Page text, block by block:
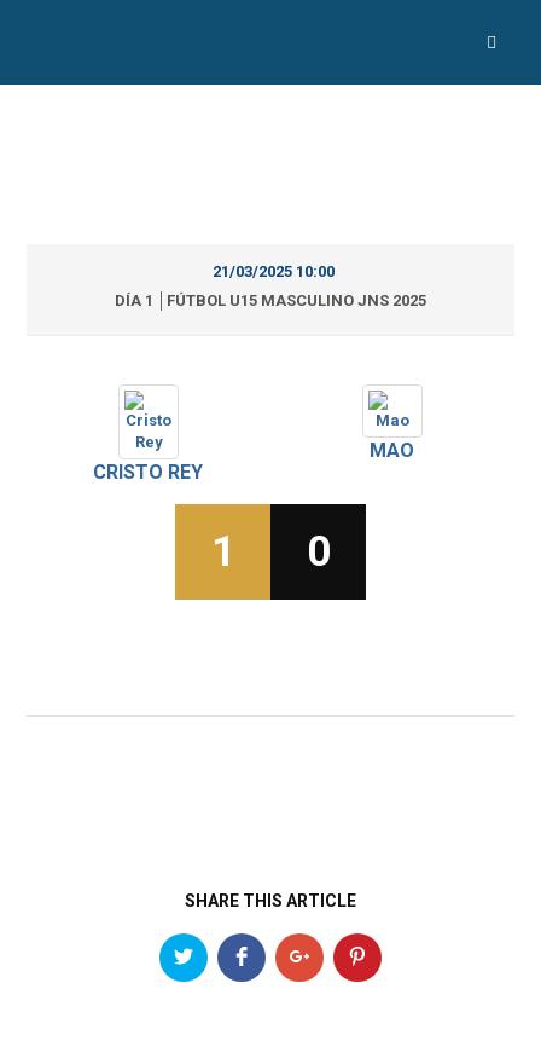
21/03/2025 10:00
DÍA 1 │FÚTBOL U15 MASCULINO JNS 2025
CRISTO REY
MAO
1 0
SHARE THIS ARTICLE